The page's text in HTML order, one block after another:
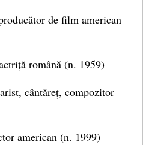
de film american
română (n. 1959)
cântăreț, compozitor
american (n. 1999)